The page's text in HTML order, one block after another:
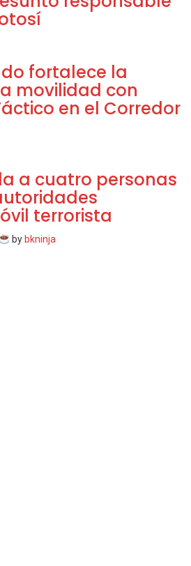
fortalece la
movilidad con
en el Corredor
a cuatro personas
terrorista
by bkninja